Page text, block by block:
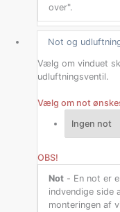
over".
Not og
Vælg om vinduet
udluftningsventil.
Vælg om not
OBS!
Not - En not er
indvendige side
monteringen af